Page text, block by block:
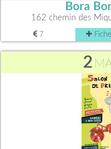
Bora
162 chemin des
7
2